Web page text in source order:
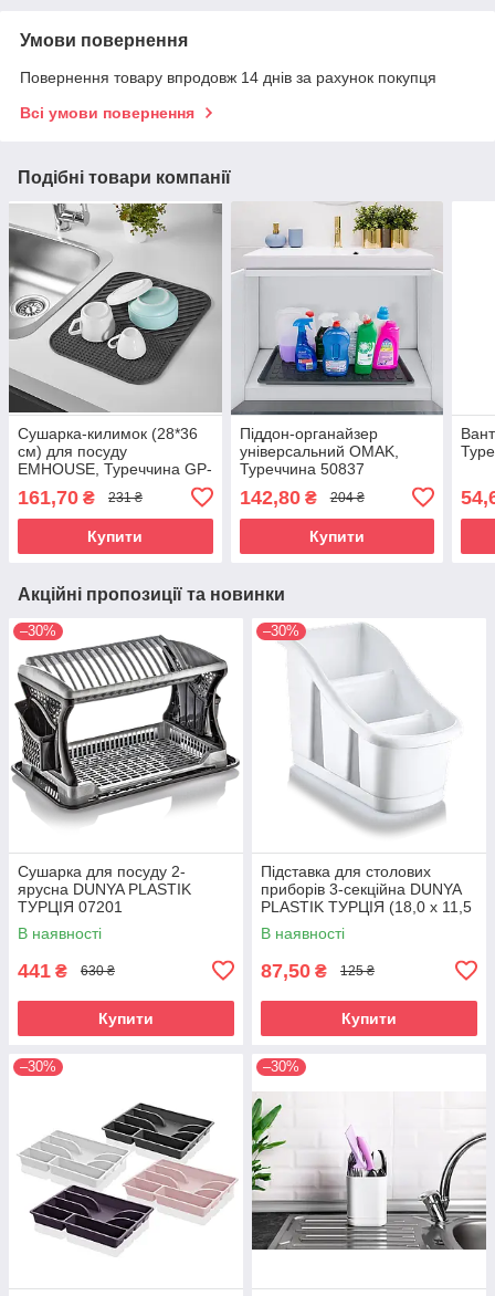
Умови повернення
Повернення товару впродовж 14 днів за рахунок покупця
Всі умови повернення
Подібні товари компанії
Сушарка-килимок (28*36
см) для посуду
EMHOUSE, Туреччина GP-
161,70 ₴ 231 ₴
Купити
Піддон-органайзер
універсальний OMAK,
Туреччина 50837
142,80₴ 204 ₴
Купити
Акційні пропозиції та новинки
–30%
Сушарка для посуду 2-
ярусна DUNYA PLASTIK
ТУРЦІЯ 07201
В наявності
441 ₴ 630 ₴
Купити
–30%
Підставка для столових
приборів 3-секційна DUNYA
PLASTIK ТУРЦІЯ (18,0 x 11,5
x 14,5 см)14003
В наявності
87,50 ₴ 125 ₴
Купити
–30% –30%